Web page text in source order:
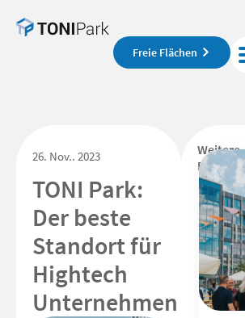
Freie Flächen
26. Nov.. 2023
TONI Park:
Der beste
Standort für
Hightech
Unternehmen
Weitere
Beiträge